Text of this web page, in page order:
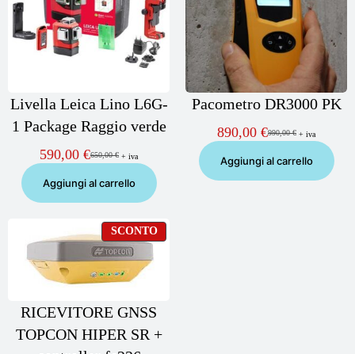
Livella Leica Lino L6G-
1 Package Raggio verde
650,00€
Il
originale
590,00 €
Il
attuale
+ iva
Aggiungi al carrello
Pacometro DR3000 PK
990,00€
Il
originale
890,00 €
Il
attuale
+ iva
Aggiungi al carrello
SCONTOPRODOTTO
IN
RICEVITORE GNSS
TOPCON HIPER SR +